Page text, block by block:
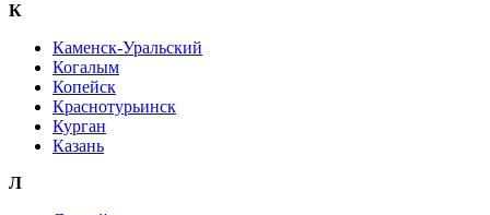
К
Каменск-Уральский
Когалым
Копейск
Краснотурьинск
Курган
Казань
Л